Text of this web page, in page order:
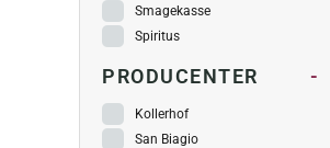
Smagekasse
Spiritus
PRODUCENTER -
Kollerhof
San Biagio